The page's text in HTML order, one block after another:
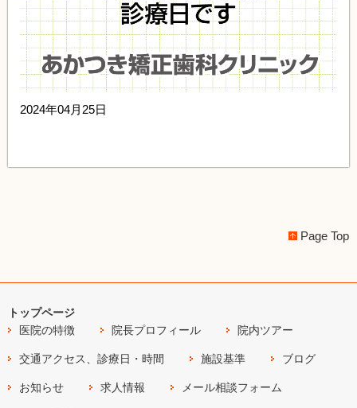
2024年04月25日
Page Top
トップページ
医院の特徴
院長プロフィール 院内ツアー
交通アクセス、診療日・時間 施設基準 ブログ
お知らせ 求人情報 メール相談フォーム